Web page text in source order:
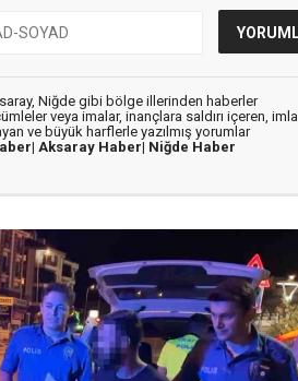
Niğde gibi bölge illerinden haberler
veya imalar, inançlara saldırı içeren, imla
ve büyük harflerle yazılmış yorumlar
Aksaray Haber| Niğde Haber